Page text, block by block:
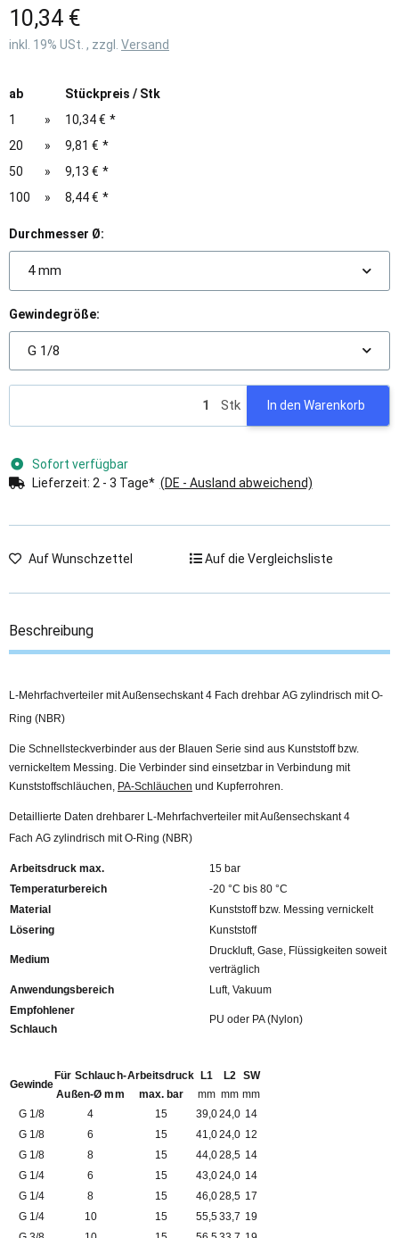
10,34 €
inkl. 19% USt. , zzgl. Versand
ab
Stückpreis / Stk
1
» 10,34 € *
20
» 9,81 € *
50
» 9,13 € *
100
» 8,44 € *
Durchmesser Ø:
4 mm
Gewindegröße:
G 1/8
Stk In den Warenkorb
Sofort verfügbar
Lieferzeit: 2 - 3 Tage* (DE - Ausland abweichend)
Auf Wunschzettel Auf die Vergleichsliste
Beschreibung
L-Mehrfachverteiler mit Außensechskant 4 Fach drehbar AG zylindrisch mit O-
Ring (NBR)
Die Schnellsteckverbinder aus der Blauen Serie sind aus Kunststoff bzw.
vernickeltem Messing. Die Verbinder sind einsetzbar in Verbindung mit
Kunststoffschläuchen, PA-Schläuchen und Kupferrohren.
Detaillierte Daten drehbarer L-Mehrfachverteiler mit Außensechskant 4
Fach AG zylindrisch mit O-Ring (NBR)
Arbeitsdruck max.
15 bar
Temperaturbereich
-20 °C bis 80 °C
Material
Kunststoff bzw. Messing vernickelt
Lösering
Kunststoff
Medium
Druckluft, Gase, Flüssigkeiten soweit
verträglich
Anwendungsbereich
Luft, Vakuum
Empfohlener
Schlauch
PU oder PA (Nylon)
Gewinde
Für Schlauch-
Außen-Ø mm
Arbeitsdruck
max. bar
L1
mm
L2
mm
SW
mm
G 1/8
4 15 39,024,0 14
G 1/8
6 15 41,024,0 12
G 1/8
8 15 44,028,5 14
G 1/4
6 15 43,024,0 14
G 1/4
8 15 46,028,5 17
G 1/4
10 15 55,533,7 19